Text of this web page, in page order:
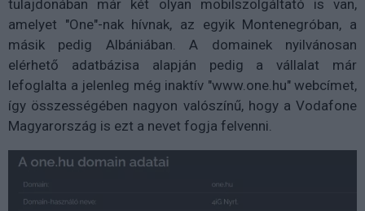
tulajdonában már két olyan mobilszolgáltató is van,
amelyet "One"-nak hívnak, az egyik Montenegróban, a
másik pedig Albániában. A domainek nyilvánosan
elérhető adatbázisa alapján pedig a vállalat már
lefoglalta a jelenleg még inaktív "www.one.hu" webcímet,
így összességében nagyon valószínű, hogy a Vodafone
Magyarország is ezt a nevet fogja felvenni.